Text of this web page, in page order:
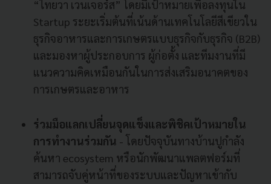
“ไทยวา เวนเจอร์ส” โดยมีเป้าหมายเพื่อลงทุนใน
Startup ระยะเริ่มต้นที่เน้นด้านเทคโนโลยีสีเขียวใน
ธุรกิจอาหารและการเกษตรแบบธุรกิจกับธุรกิจ (B2B)
และมองหาผู้ประกอบการ ผู้ก่อตั้ง และทีมงานที่มี
แนวความคิดเหมือนกันในการส่งเสริมอนาคตของ
การเกษตรและอาหาร
ร่วมมือแลกเปลี่ยนจุดแข็งและพิชิคเป้าหมายใน
การทำงานร่วมกัน - โดยปัจจุบันทางบ้านปูกำลัง
ค้นหา ecosystem หรือนักพัฒนาแพลตฟอร์มที่
สามารถจับคู่หน้าที่ของระบบและปัญหาเข้ากับ